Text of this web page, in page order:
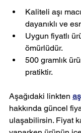
Kaliteli aşı
dayanıklı ve
Uygun fiyatlı
ömürlüdür.
500 gramlık
pratiktir.
Aşağıdaki linkten
hakkında güncel
ulaşabilirsin. Fiyat